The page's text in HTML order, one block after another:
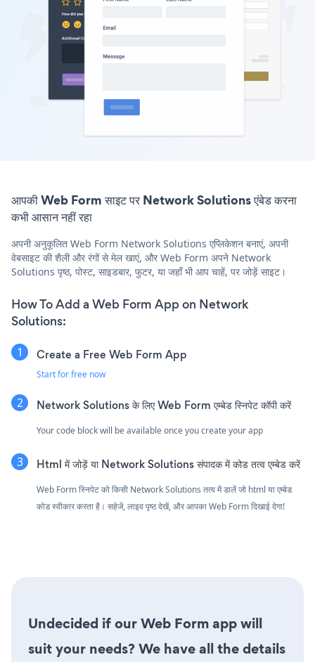
आपकी Web Form साइट पर Network Solutions एंबेड करना
कभी आसान नहीं रहा
अपनी अनुकूलित Web Form Network Solutions एप्लिकेशन बनाएं, अपनी
वेबसाइट की शैली और रंगों से मेल खाएं, और Web Form अपने Network
Solutions पृष्ठ, पोस्ट, साइडबार, फुटर, या जहाँ भी आप चाहें, पर जोड़ें साइट।
How To Add a Web Form App on Network
Solutions:
Create a Free Web Form App
Start for free now
Network Solutions के लिए Web Form एम्बेड स्निपेट कॉपी करें
Your code block will be available once you create your app
Html में जोड़ें या Network Solutions संपादक में कोड तत्व एम्बेड करें
Web Form स्निपेट को किसी Network Solutions तत्व में डालें जो html या एम्बेड
कोड स्वीकार करता है। सहेजें, लाइव पृष्ठ देखें, और आपका Web Form दिखाई देगा!
Undecided if our Web Form app will
suit your needs? We have all the details